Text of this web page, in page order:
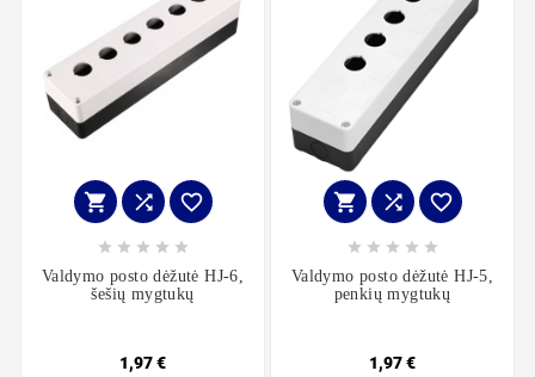
  
    
Valdymo posto dėžutė HJ-6,
šešių mygtukų
1,97 €
  
    
Valdymo posto dėžutė HJ-5,
penkių mygtukų
1,97 €